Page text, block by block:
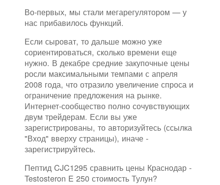
Во-первых, мы стали мегарегулятором — у
нас прибавилось функций.
Если сыроват, то дальше можно уже
сориентироваться, сколько времени еще
нужно. В декабре средние закупочные цены
росли максимальными темпами с апреля
2008 года, что отразило увеличение спроса и
ограничение предложения на рынке.
Интернет-сообщество полно сочувствующих
двум трейдерам. Если вы уже
зарегистрированы, то авторизуйтесь (ссылка
"Вход" вверху страницы), иначе -
зарегистрируйтесь.
Пептид CJC1295 сравнить цены Краснодар -
Testosteron E 250 стоимость Тулун?